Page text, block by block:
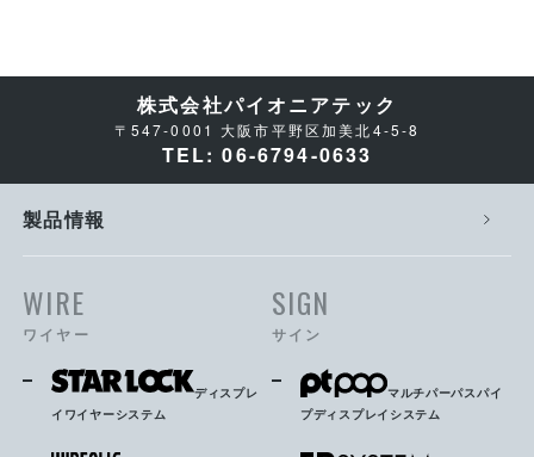
株式会社パイオニアテック
〒547-0001 大阪市平野区加美北4-5-8
TEL: 06-6794-0633
製品情報
WIRE
ワイヤー
ディスプレ
イワイヤーシステム
SIGN
サイン
マルチパーパスパイ
プディスプレイシステム